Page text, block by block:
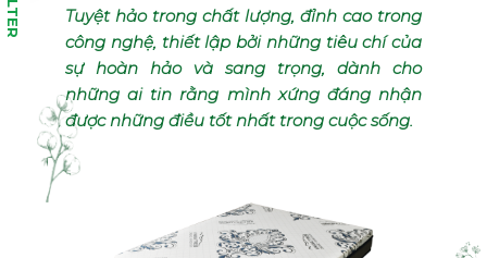
FILTER
Tuyệt hảo trong chất lượng, đỉnh cao trong
công nghệ, thiết lập bởi những tiêu chí của
sự hoàn hảo và sang trọng, dành cho
những ai tin rằng mình xứng đáng nhận
được những điều tốt nhất trong cuộc sống.